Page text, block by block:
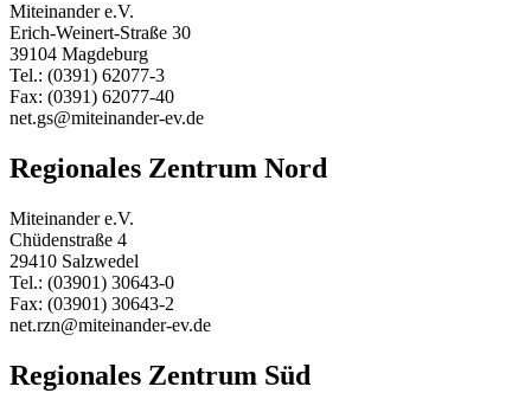
Miteinander e.V.
Erich-Weinert-Straße 30
39104 Magdeburg
Tel.: (0391) 62077-3
Fax: (0391) 62077-40
net.gs@miteinander-ev.de
Regionales Zentrum Nord
Miteinander e.V.
Chüdenstraße 4
29410 Salzwedel
Tel.: (03901) 30643-0
Fax: (03901) 30643-2
net.rzn@miteinander-ev.de
Regionales Zentrum Süd